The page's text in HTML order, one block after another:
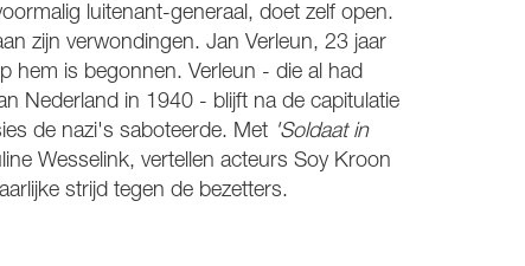
luitenant-generaal, doet zelf open.
zijn verwondingen. Jan Verleun, 23 jaar
hem is begonnen. Verleun - die al had
Nederland in 1940 - blijft na de capitulatie
de nazi's saboteerde. Met 'Soldaat in
Wesselink, vertellen acteurs Soy Kroon
strijd tegen de bezetters.